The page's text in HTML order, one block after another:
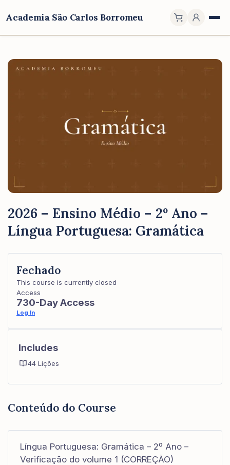
Academia São Carlos Borromeu
2026 – Ensino Médio – 2º Ano –
Língua Portuguesa: Gramática
Conteúdo do Course
Língua Portuguesa: Gramática – 2º Ano –
Verificação do volume 1 (CORREÇÃO)
Fechado
This course is currently closed
Access
730-Day Access
Log In
Includes
44 Lições